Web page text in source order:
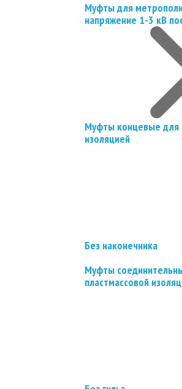
Муфты для
напряжение 1-3 кВ
Муфты концевые для
изоляцией
Без наконечника
Муфты
пластмассовой